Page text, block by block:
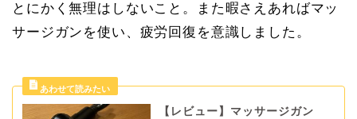
とにかく無理はしないこと。また暇さえあればマッ
サージガンを使い、疲労回復を意識しました。
【レビュー】マッサージガン